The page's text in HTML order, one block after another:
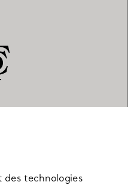
des technologies